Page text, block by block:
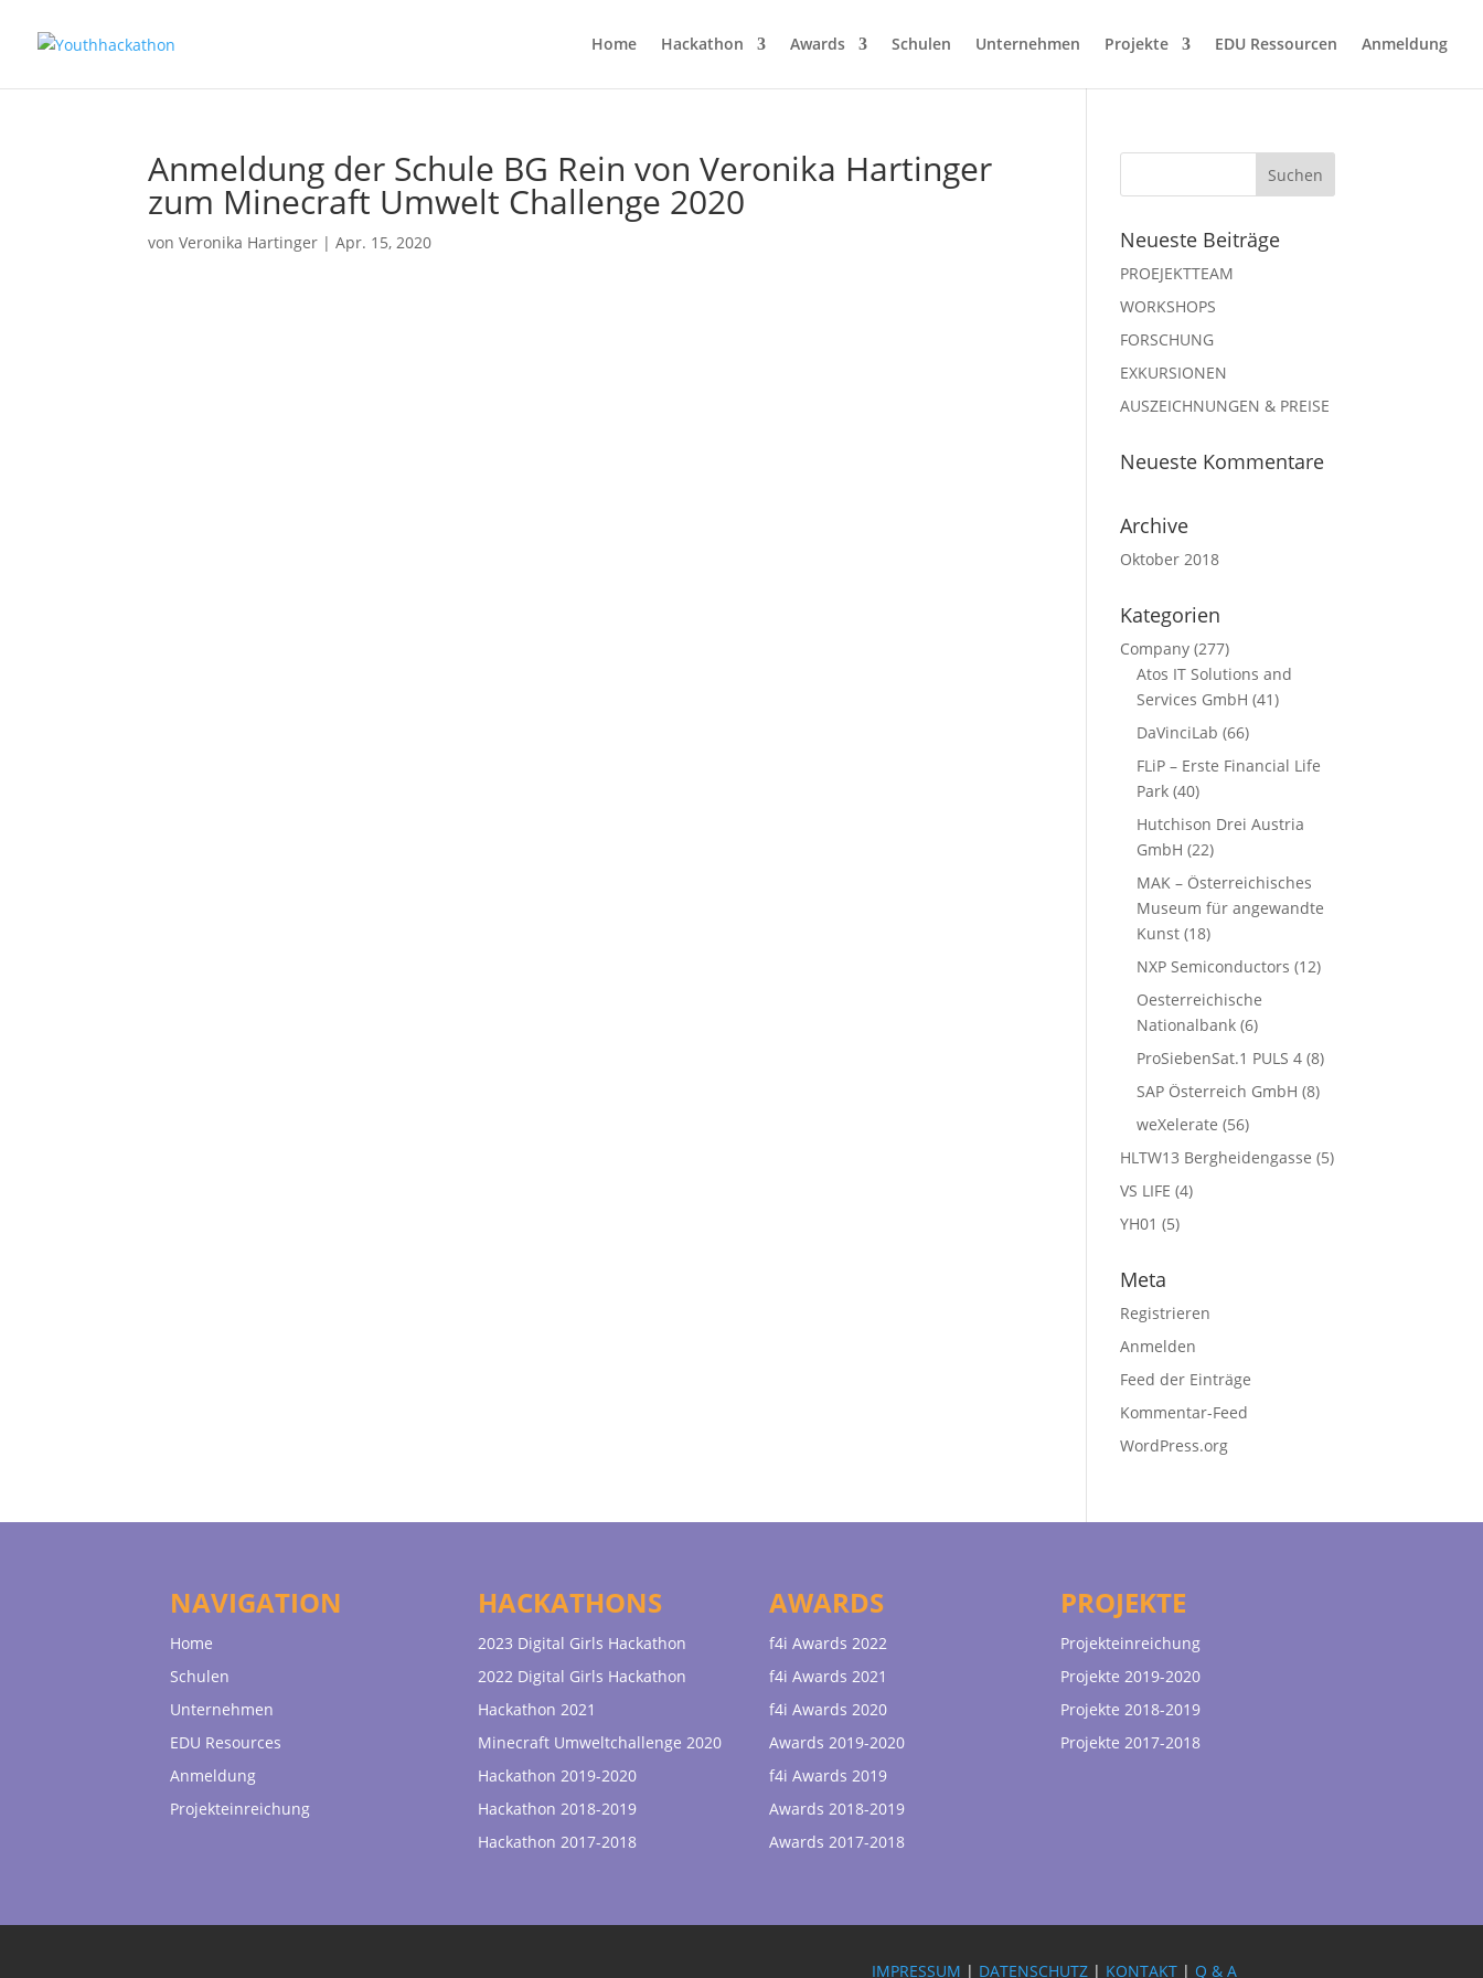
Home Hackathon Awards Schulen Unternehmen Projekte EDU Ressourcen Anmeldung
Anmeldung der Schule BG Rein von Veronika Hartinger
zum Minecraft Umwelt Challenge 2020
vonVeronika Hartinger |Apr. 15, 2020 Neueste Beiträge
PROEJEKTTEAM
WORKSHOPS
FORSCHUNG
EXKURSIONEN
AUSZEICHNUNGEN & PREISE
Neueste Kommentare
Archive
Oktober 2018
Kategorien
Company (277)
Atos IT Solutions and
Services GmbH (41)
DaVinciLab (66)
FLiP – Erste Financial Life
Park (40)
Hutchison Drei Austria
GmbH (22)
MAK – Österreichisches
Museum für angewandte
Kunst (18)
NXP Semiconductors (12)
Oesterreichische
Nationalbank (6)
ProSiebenSat.1 PULS 4 (8)
SAP Österreich GmbH (8)
weXelerate (56)
HLTW13 Bergheidengasse (5)
VS LIFE (4)
YH01 (5)
Meta
Registrieren
Anmelden
Feed der Einträge
Kommentar-Feed
WordPress.org
NAVIGATION
Home
Schulen
Unternehmen
EDU Resources
Anmeldung
Projekteinreichung
HACKATHONS
2023 Digital Girls Hackathon
2022 Digital Girls Hackathon
Hackathon 2021
Minecraft Umweltchallenge 2020
Hackathon 2019-2020
Hackathon 2018-2019
Hackathon 2017-2018
AWARDS
f4i Awards 2022
f4i Awards 2021
f4i Awards 2020
Awards 2019-2020
f4i Awards 2019
Awards 2018-2019
Awards 2017-2018
PROJEKTE
Projekteinreichung
Projekte 2019-2020
Projekte 2018-2019
Projekte 2017-2018
IMPRESSUM | DATENSCHUTZ | KONTAKT | Q & A